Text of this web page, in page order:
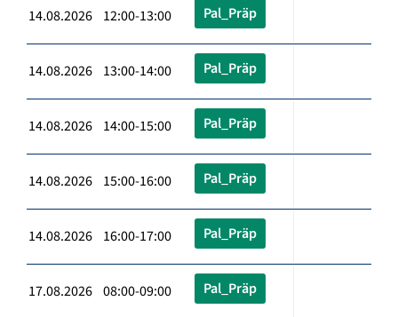
14.08.2026 12:00-13:00 Pal_Präp
14.08.2026 13:00-14:00 Pal_Präp
14.08.2026 14:00-15:00 Pal_Präp
14.08.2026 15:00-16:00 Pal_Präp
14.08.2026 16:00-17:00 Pal_Präp
17.08.2026 08:00-09:00 Pal_Präp